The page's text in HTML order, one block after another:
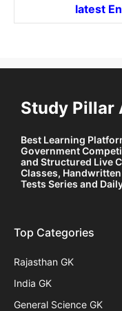
latest
Study Pillar
Best Learning
Government
and Structured Live
Classes, Handwritten
Tests Series and
Top Categories
Rajasthan GK
India GK
General Science GK